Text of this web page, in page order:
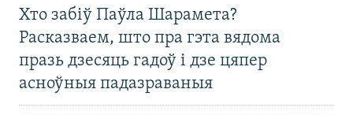
Хто забіў Паўла Шарамета?
Расказваем, што пра гэта вядома
празь дзесяць гадоў і дзе цяпер
асноўныя падазраваныя